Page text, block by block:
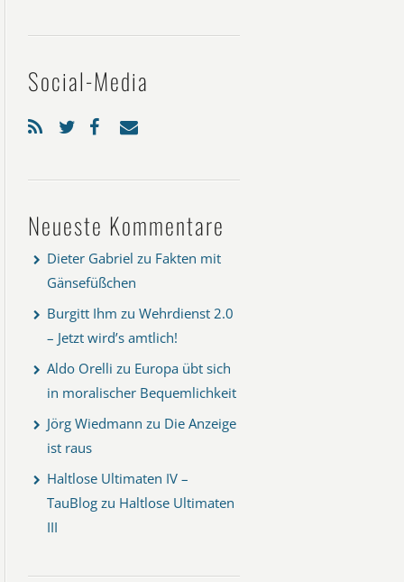
Social-Media
Neueste Kommentare
Dieter Gabriel zu Fakten mit
Gänsefüßchen
Burgitt Ihm zu Wehrdienst 2.0
– Jetzt wird’s amtlich!
Aldo Orelli zu Europa übt sich
in moralischer Bequemlichkeit
Jörg Wiedmann zu Die Anzeige
ist raus
Haltlose Ultimaten IV –
TauBlog zu Haltlose Ultimaten
III